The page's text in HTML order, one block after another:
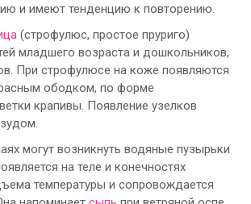
и имеют тенденцию к повторению.
(строфулюс, простое пруриго)
младшего возраста и дошкольников,
При строфулюсе на коже появляются
ободком, по форме
крапивы. Появление узелков
могут возникнуть водяные пузырьки
на теле и конечностях
температуры и сопровождается